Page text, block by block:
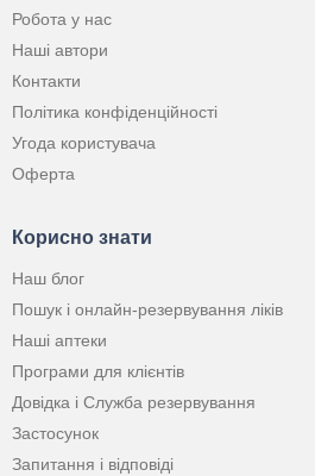
Робота у нас
Наші автори
Контакти
Політика конфіденційності
Угода користувача
Оферта
Корисно знати
Наш блог
Пошук і онлайн-резервування ліків
Наші аптеки
Програми для клієнтів
Довідка і Служба резервування
Застосунок
Запитання і відповіді